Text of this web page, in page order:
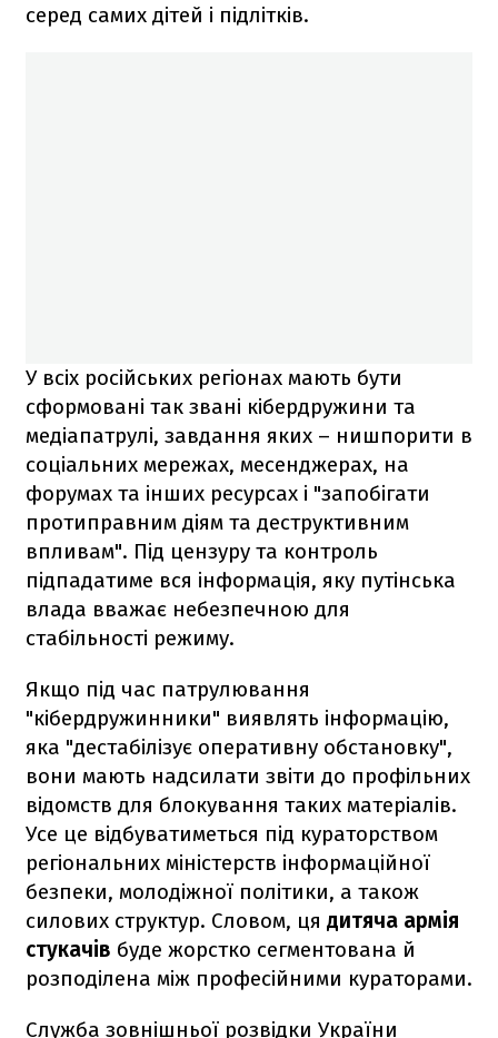
серед самих дітей і підлітків.
У всіх російських регіонах мають бути
сформовані так звані кібердружини та
медіапатрулі, завдання яких – нишпорити в
соціальних мережах, месенджерах, на
форумах та інших ресурсах і "запобігати
протиправним діям та деструктивним
впливам". Під цензуру та контроль
підпадатиме вся інформація, яку путінська
влада вважає небезпечною для
стабільності режиму.
Якщо під час патрулювання
"кібердружинники" виявлять інформацію,
яка "дестабілізує оперативну обстановку",
вони мають надсилати звіти до профільних
відомств для блокування таких матеріалів.
Усе це відбуватиметься під кураторством
регіональних міністерств інформаційної
безпеки, молодіжної політики, а також
силових структур. Словом, ця дитяча армія
стукачів буде жорстко сегментована й
розподілена між професійними кураторами.
Служба зовнішньої розвідки України